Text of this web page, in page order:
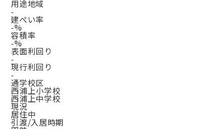
用途地域
-
建ぺい率
-%
容積率
-%
表面利回り
-
現行利回り
-
通学校区
西浦上小学校
西浦上中学校
現況
居住中
引渡/入居時期